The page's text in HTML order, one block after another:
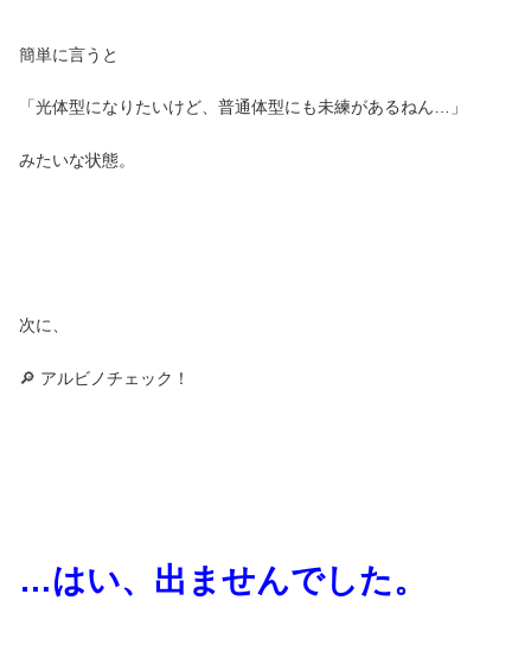
簡単に言うと
「光体型になりたいけど、普通体型にも未練があるねん…」
みたいな状態。
次に、
🔎 アルビノチェック！
…はい、出ませんでした。